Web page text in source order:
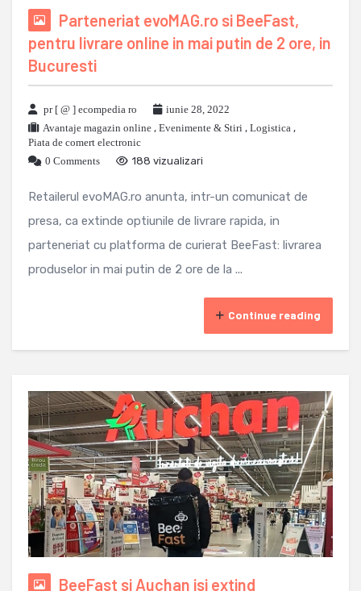
Parteneriat evoMAG.ro si BeeFast,
pentru livrare online in mai putin de 2 ore, in
Bucuresti
pr [ @ ] ecompedia ro
iunie 28, 2022
Avantaje magazin online , Evenimente & Stiri , Logistica ,
Piata de comert electronic
0 Comments
188 vizualizari
Retailerul evoMAG.ro anunta, intr-un comunicat de
presa, ca extinde optiunile de livrare rapida, in
parteneriat cu platforma de curierat BeeFast: livrarea
produselor in mai putin de 2 ore de la ...
Continue reading
BeeFast si Auchan isi extind